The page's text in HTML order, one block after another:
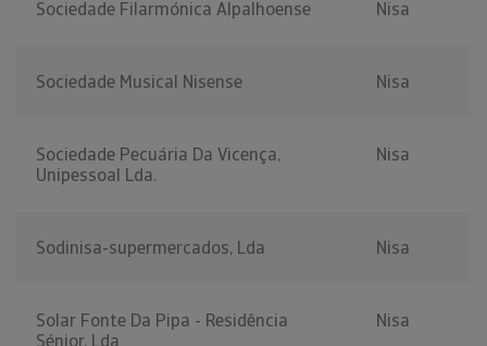
Sociedade Filarmónica Alpalhoense Nisa
Sociedade Musical Nisense Nisa
Sociedade Pecuária Da Vicença,
Unipessoal Lda.
Nisa
Sodinisa-supermercados, Lda Nisa
Solar Fonte Da Pipa - Residência
Sénior, Lda
Nisa